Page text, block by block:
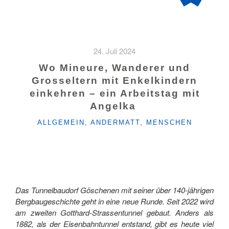
24. Juli 2024
Wo Mineure, Wanderer und
Grosseltern mit Enkelkindern
einkehren – ein Arbeitstag mit
Angelka
KATEGORIEN
ALLGEMEIN , ANDERMATT, MENSCHEN
Das Tunnelbaudorf Göschenen mit seiner über 140-jährigen
Bergbaugeschichte geht in eine neue Runde. Seit 2022 wird
am zweiten Gotthard-Strassentunnel gebaut. Anders als
1882, als der Eisenbahntunnel entstand, gibt es heute viel